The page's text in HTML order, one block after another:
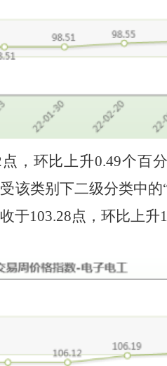
点， 环比上升0.49个百
该类别下二级分类中的
于103.28点， 环比上升